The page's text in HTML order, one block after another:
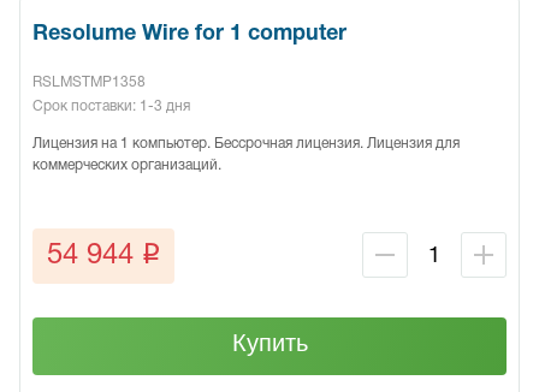
Resolume Wire for 1 computer
RSLMSTMP1358
Срок поставки: 1-3 дня
Лицензия на 1 компьютер. Бессрочная лицензия. Лицензия для
коммерческих организаций.
54 944 q
Купить